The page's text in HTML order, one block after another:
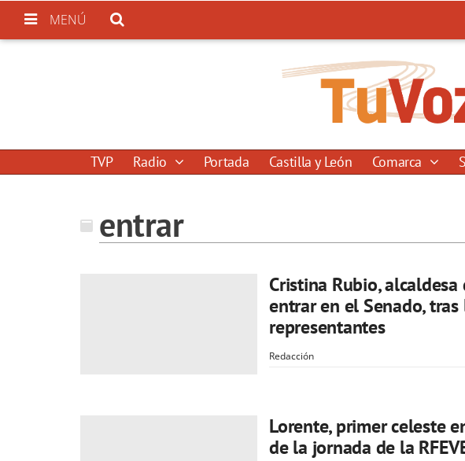
MENÚ
TVP Radio Portada Castilla y León Comarca
entrar
Cristina Rubio,
entrar en el Senado,
representantes
Redacción
Lorente, primer celeste
de la jornada de la